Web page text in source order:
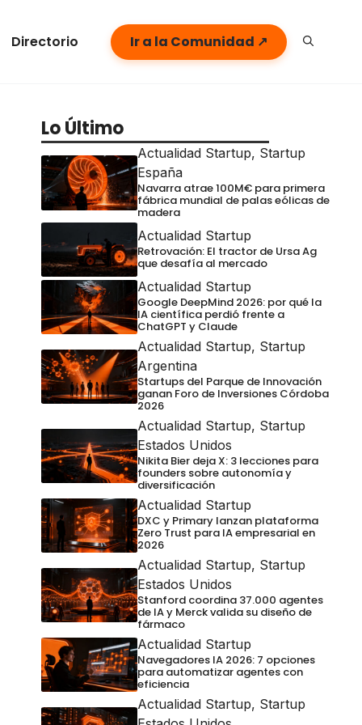
Directorio Ir a la Comunidad ↗
Lo Último
Actualidad Startup, Startup
España
Navarra atrae 100M€ para primera
fábrica mundial de palas eólicas de
madera
Actualidad Startup
Retrovación: El tractor de Ursa Ag
que desafía al mercado
Actualidad Startup
Google DeepMind 2026: por qué la
IA científica perdió frente a
ChatGPT y Claude
Actualidad Startup, Startup
Argentina
Startups del Parque de Innovación
ganan Foro de Inversiones Córdoba
2026
Actualidad Startup, Startup
Estados Unidos
Nikita Bier deja X: 3 lecciones para
founders sobre autonomía y
diversificación
Actualidad Startup
DXC y Primary lanzan plataforma
Zero Trust para IA empresarial en
2026
Actualidad Startup, Startup
Estados Unidos
Stanford coordina 37.000 agentes
de IA y Merck valida su diseño de
fármaco
Actualidad Startup
Navegadores IA 2026: 7 opciones
para automatizar agentes con
eficiencia
Actualidad Startup, Startup